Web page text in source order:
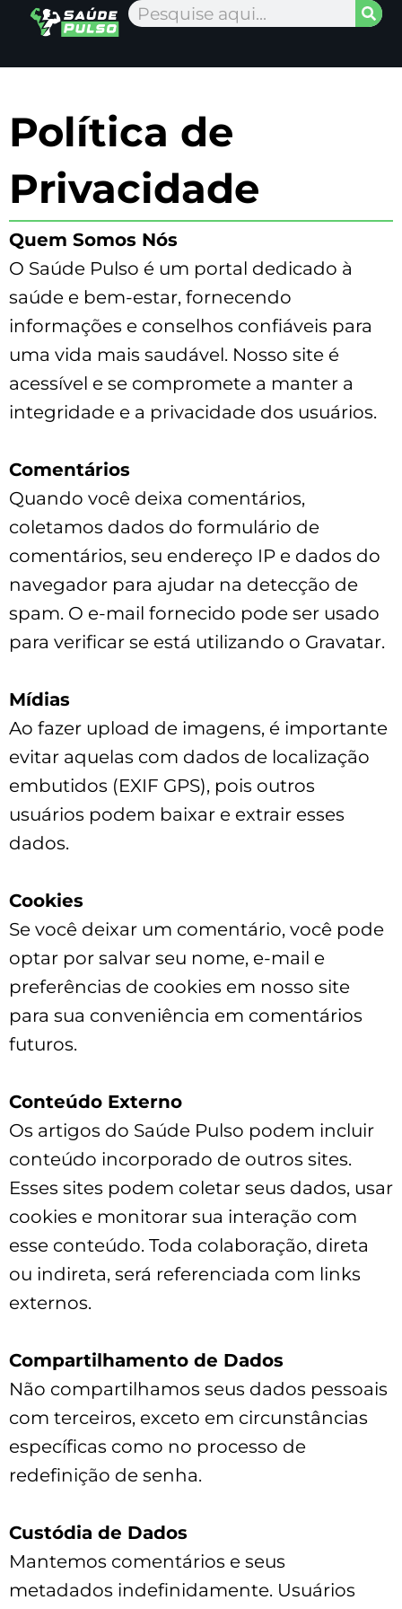
o
Pesquisar
Política de
Privacidade
Quem Somos Nós
O Saúde Pulso é um portal dedicado à
saúde e bem-estar, fornecendo
informações e conselhos confiáveis para
uma vida mais saudável. Nosso site é
acessível e se compromete a manter a
integridade e a privacidade dos usuários.
Comentários
Quando você deixa comentários,
coletamos dados do formulário de
comentários, seu endereço IP e dados do
navegador para ajudar na detecção de
spam. O e-mail fornecido pode ser usado
para verificar se está utilizando o Gravatar.
Mídias
Ao fazer upload de imagens, é importante
evitar aquelas com dados de localização
embutidos (EXIF GPS), pois outros
usuários podem baixar e extrair esses
dados.
Cookies
Se você deixar um comentário, você pode
optar por salvar seu nome, e-mail e
preferências de cookies em nosso site
para sua conveniência em comentários
futuros.
Conteúdo Externo
Os artigos do Saúde Pulso podem incluir
conteúdo incorporado de outros sites.
Esses sites podem coletar seus dados, usar
cookies e monitorar sua interação com
esse conteúdo. Toda colaboração, direta
ou indireta, será referenciada com links
externos.
Compartilhamento de Dados
Não compartilhamos seus dados pessoais
com terceiros, exceto em circunstâncias
específicas como no processo de
redefinição de senha.
Custódia de Dados
Mantemos comentários e seus
metadados indefinidamente. Usuários